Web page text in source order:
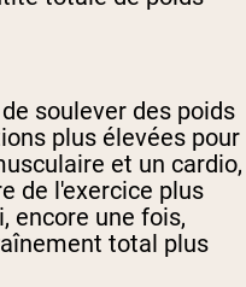
soulever des poids
plus élevées pour
et un cardio,
de l'exercice plus
encore une fois,
total plus